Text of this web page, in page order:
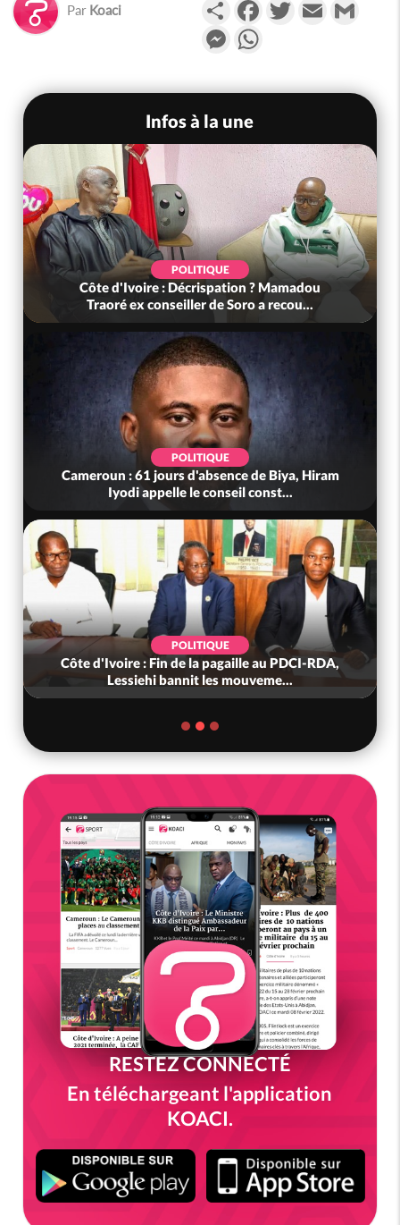
Par Koaci
Messenger
Infos à la une
POLITIQUE
Côte d'Ivoire : Décrispation ? Mamadou
Traoré ex conseiller de Soro a recou...
POLITIQUE
Cameroun : 61 jours d'absence de Biya, Hiram
Iyodi appelle le conseil const...
POLITIQUE
Côte d'Ivoire : Fin de la pagaille au PDCI-RDA,
Lessiehi bannit les mouveme...
RESTEZ CONNECTÉ
En téléchargeant l'application
KOACI.